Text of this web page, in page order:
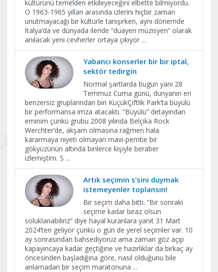
kültürünü temelden etkileyeceğini elbette bilmiyordu.
O 1963-1965 yılları arasında izlerini hiçbir zaman
unutmayacağı bir kültürle tanışırken, aynı dönemde
İtalya’da ve dünyada ileride “duayen müzisyen” olarak
anılacak yeni cevherler ortaya çıkıyor ...
Yabancı konserler bir bir iptal,
sektör tedirgin
Normal şartlarda bugün yani 28
Temmuz Cuma günü, dünyanın en
benzersiz gruplarından biri KüçükÇiftlik Park’ta büyülü
bir performansa imza atacaktı. “Büyülü” detayından
eminim çünkü grubu 2008 yılında Belçika Rock
Werchter’de, akşam olmasına rağmen hala
kararmaya niyeti olmayan mavi-pembe bir
gökyüzünün altında binlerce kişiyle beraber
izlemiştim. S ...
Artık seçimin s’sini duymak
istemeyenler toplansın!
Bir seçim daha bitti. “Bir sonraki
seçime kadar biraz olsun
soluklanabiliriz” diye hayal kuranlara yanıt 31 Mart
2024’ten geliyor çünkü o gün de yerel seçimler var. 10
ay sonrasından bahsediyoruz ama zaman göz açıp
kapayıncaya kadar geçtiğine ve hazırlıklar da birkaç ay
öncesinden başladığına göre, nasıl olduğunu bile
anlamadan bir seçim maratonuna ...